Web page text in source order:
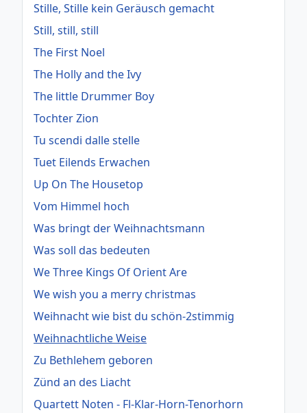
Stille, Stille kein Geräusch gemacht
Still, still, still
The First Noel
The Holly and the Ivy
The little Drummer Boy
Tochter Zion
Tu scendi dalle stelle
Tuet Eilends Erwachen
Up On The Housetop
Vom Himmel hoch
Was bringt der Weihnachtsmann
Was soll das bedeuten
We Three Kings Of Orient Are
We wish you a merry christmas
Weihnacht wie bist du schön-2stimmig
Weihnachtliche Weise
Zu Bethlehem geboren
Zünd an des Liacht
Quartett Noten - Fl-Klar-Horn-Tenorhorn